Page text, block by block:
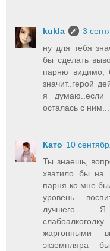
kukla
3
ну для тебя
бы сделать
парню видимо,
значит..герой
я
осталась с ним...
Като 10
Ты знаешь,
хватило бы на
парня ко мне
уровень
лучшего...
жаргонными
экземпляра